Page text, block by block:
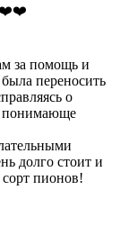
за помощь и
переносить
о
понимающе
долго стоит и
пионов!